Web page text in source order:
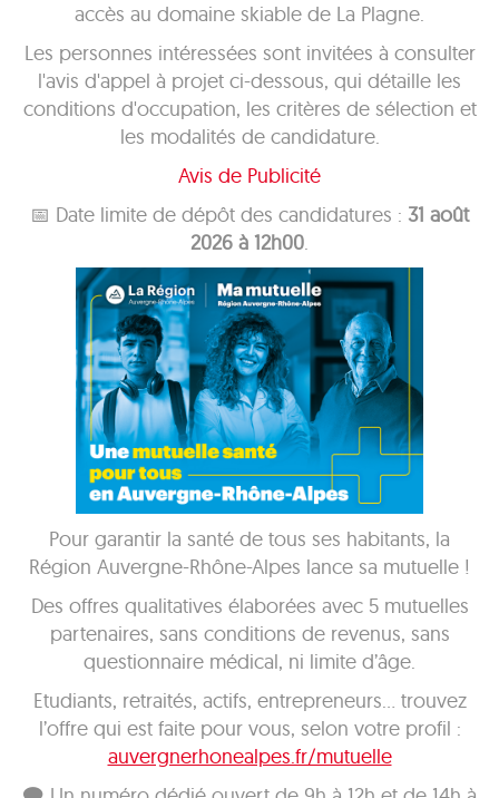
accès au domaine skiable de La Plagne.
Les personnes intéressées sont invitées à consulter
l'avis d'appel à projet ci-dessous, qui détaille les
conditions d'occupation, les critères de sélection et
les modalités de candidature.
Avis de Publicité
📅 Date limite de dépôt des candidatures : 31 août
2026 à 12h00.
Pour garantir la santé de tous ses habitants, la
Région Auvergne-Rhône-Alpes lance sa mutuelle !
Des offres qualitatives élaborées avec 5 mutuelles
partenaires, sans conditions de revenus, sans
questionnaire médical, ni limite d’âge.
Etudiants, retraités, actifs, entrepreneurs… trouvez
l’offre qui est faite pour vous, selon votre profil :
auvergnerhonealpes.fr/mutuelle